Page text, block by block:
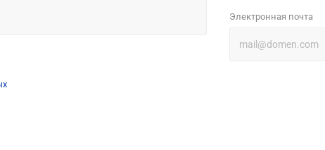
Электронная почта